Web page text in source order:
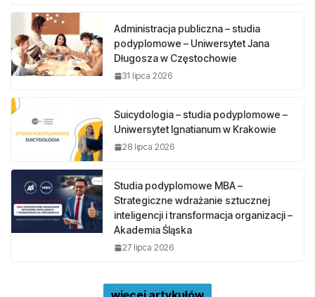
Administracja publiczna – studia
podyplomowe – Uniwersytet Jana
Długosza w Częstochowie
31 lipca 2026
Suicydologia – studia podyplomowe –
Uniwersytet Ignatianum w Krakowie
28 lipca 2026
Studia podyplomowe MBA –
Strategiczne wdrażanie sztucznej
inteligencji i transformacja organizacji –
Akademia Śląska
27 lipca 2026